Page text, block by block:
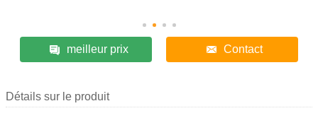
meilleur prix Contact
Détails sur le produit